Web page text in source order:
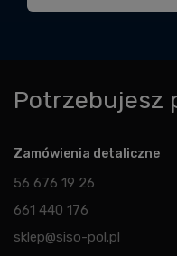
Potrzebujesz
Zamówienia detaliczne
56 676 19 26
661 440 176
sklep@siso-pol.pl